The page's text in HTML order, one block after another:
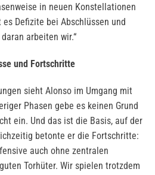
in neuen Konstellationen
Defizite bei Abschlüssen und
arbeiten wir.“
und Fortschritte
sieht Alonso im Umgang mit
Phasen gebe es keinen Grund
ein. Und das ist die Basis, auf der
betonte er die Fortschritte:
auch ohne zentralen
Torhüter. Wir spielen trotzdem